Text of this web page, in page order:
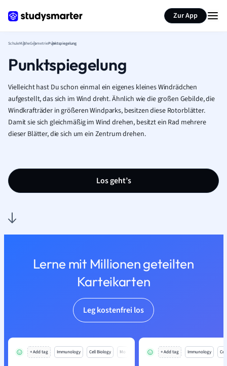
Zur App
SchuleMatheGeometriePunktspiegelung
Punktspiegelung
Vielleicht hast Du schon einmal ein eigenes kleines Windrädchen
aufgestellt, das sich im Wind dreht. Ähnlich wie die großen Gebilde, die
Windkrafträder in größeren Windparks, besitzen diese Rotorblätter.
Damit sie sich gleichmäßig im Wind drehen, besitzt ein Rad mehrere
dieser Blätter, die sich um ein Zentrum drehen.
Los geht’s
Lerne mit Millionen geteilten
Karteikarten
Leg kostenfrei los
+ Add tag Immunology Cell Biology Mo + Add tag Immunology
Seite zusammenfassen